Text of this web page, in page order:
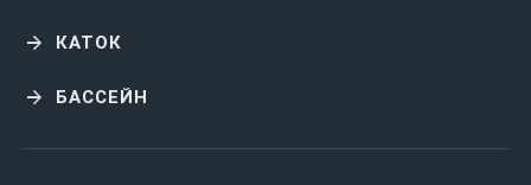
КАТОК
БАССЕЙН